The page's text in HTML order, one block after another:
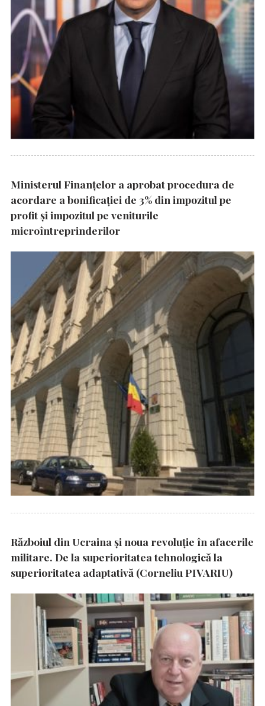
Ministerul Finanțelor a aprobat procedura de
acordare a bonificației de 3% din impozitul pe
profit și impozitul pe veniturile
microîntreprinderilor
Războiul din Ucraina și noua revoluție în afacerile
militare. De la superioritatea tehnologică la
superioritatea adaptativă (Corneliu PIVARIU)